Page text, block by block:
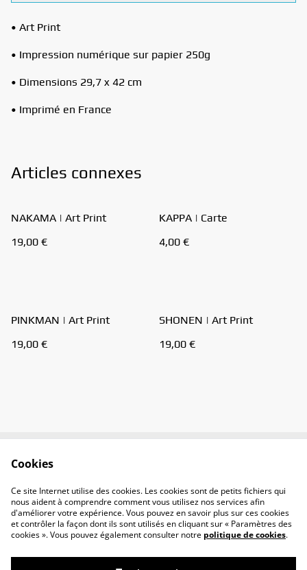
• Art Print
• Impression numérique sur papier 250g
• Dimensions 29,7 x 42 cm
• Imprimé en France
Articles connexes
NAKAMA | Art Print
19,00 €
KAPPA | Carte
4,00 €
PINKMAN | Art Print
19,00 €
SHONEN | Art Print
19,00 €
Politique de
confidentialité
Politique de cookies
Cookies
Ce site Internet utilise des cookies. Les cookies sont de petits fichiers qui
nous aident à comprendre comment vous utilisez nos services afin
d'améliorer votre expérience. Vous pouvez en savoir plus sur ces cookies
et contrôler la façon dont ils sont utilisés en cliquant sur « Paramètres des
cookies ». Vous pouvez également consulter notre politique de cookies.